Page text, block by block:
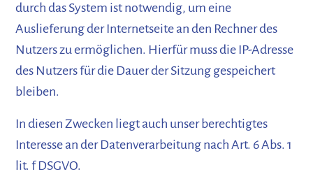
durch das System ist notwendig, um eine
Auslieferung der Internetseite an den Rechner des
Nutzers zu ermöglichen. Hierfür muss die IP-Adresse
des Nutzers für die Dauer der Sitzung gespeichert
bleiben.
In diesen Zwecken liegt auch unser berechtigtes
Interesse an der Datenverarbeitung nach Art. 6 Abs. 1
lit. f DSGVO.